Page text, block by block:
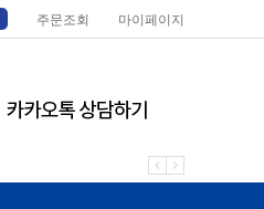
주문조회 마이페이지